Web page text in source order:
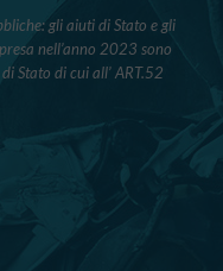
gli aiuti di Stato e gli
nell’anno 2023 sono
Stato di cui all’ ART.52